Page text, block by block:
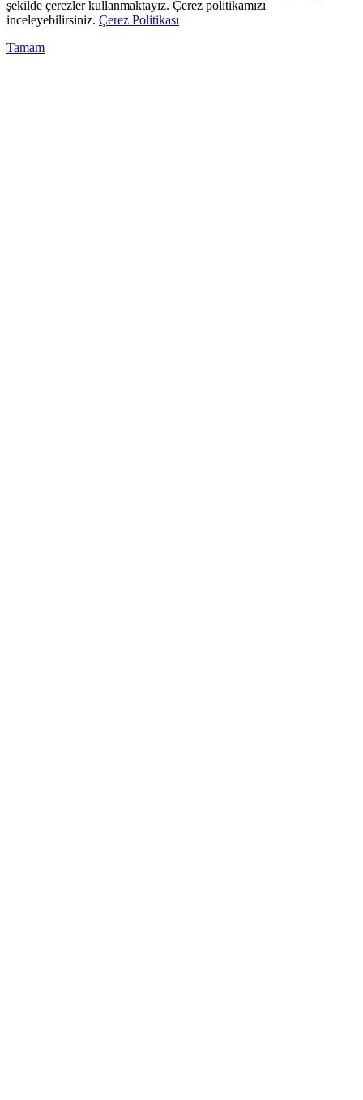
şekilde çerezler kullanmaktayız. Çerez politikamızı
inceleyebilirsiniz. Çerez Politikası
Tamam